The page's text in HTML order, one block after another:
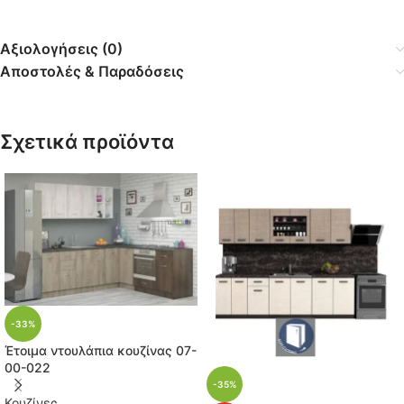
Αξιολογήσεις (0)
Αποστολές & Παραδόσεις
Σχετικά προϊόντα
-33%
Έτοιμα ντουλάπια κουζίνας 07-
00-022
-35%